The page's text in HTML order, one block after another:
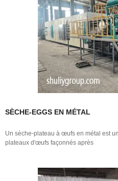
SÈCHE-EGGS EN MÉTAL
Un sèche-plateau à œufs en métal est
plateaux d'œufs façonnés après